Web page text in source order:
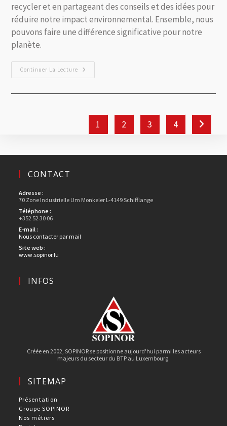
recycler et en partageant des conseils et des idées pour
réduire notre impact environnemental. Ensemble, nous
pouvons faire une différence significative pour notre
planète.
Continuer La Lecture
1 2 3 4
CONTACT
Adresse :
70 Zone Industrielle Um Monkeler L-4149 Schifflange
Téléphone :
+352 52 30 06
E-mail :
Nous contacter par mail
Site web :
www.sopinor.lu
INFOS
Créée en 2002, SOPINOR se positionne aujourd'hui parmi les acteurs
majeurs du secteur du BTP au Luxembourg.
SITEMAP
Présentation
Groupe SOPINOR
Nos métiers